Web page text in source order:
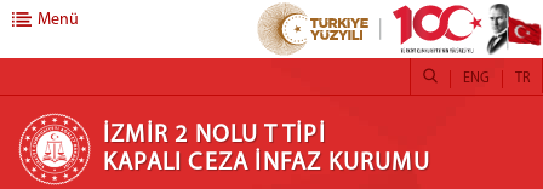
İZMİR 2 NOLU T TİPİ KAPALI CEZA İNFAZ
KURUMU
Menü
İZMİR 2 NOLU T TİPİ
KAPALI CEZA İNFAZ KURUMU
TR
ENG